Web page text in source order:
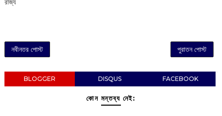
নবীনতর পোস্ট পুরাতন পোস্ট
BLOGGER DISQUS FACEBOOK
কোন মন্তব্য নেই: